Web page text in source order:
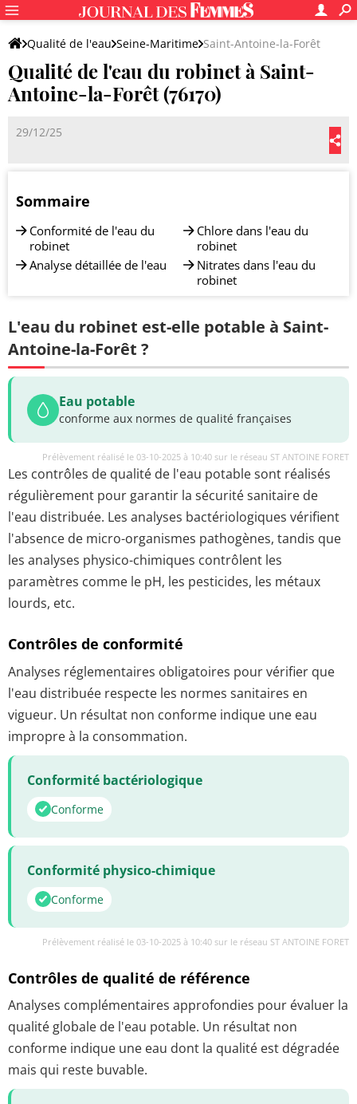
Qualité de l'eau Seine-Maritime Saint-Antoine-la-Forêt
Qualité de l'eau du robinet à Saint-
Antoine-la-Forêt (76170)
29/12/25
Sommaire
Conformité de l'eau du
robinet
Analyse détaillée de l'eau
Chlore dans l'eau du
robinet
Nitrates dans l'eau du
robinet
L'eau du robinet est-elle potable à Saint-
Antoine-la-Forêt ?
Eau potable
conforme aux normes de qualité françaises
Prélèvement réalisé le 03-10-2025 à 10:40 sur le réseau ST ANTOINE FORET
Les contrôles de qualité de l'eau potable sont réalisés
régulièrement pour garantir la sécurité sanitaire de
l'eau distribuée. Les analyses bactériologiques vérifient
l'absence de micro-organismes pathogènes, tandis que
les analyses physico-chimiques contrôlent les
paramètres comme le pH, les pesticides, les métaux
lourds, etc.
Contrôles de conformité
Analyses réglementaires obligatoires pour vérifier que
l'eau distribuée respecte les normes sanitaires en
vigueur. Un résultat non conforme indique une eau
impropre à la consommation.
Conformité bactériologique
Conforme
Conformité physico-chimique
Conforme
Prélèvement réalisé le 03-10-2025 à 10:40 sur le réseau ST ANTOINE FORET
Contrôles de qualité de référence
Analyses complémentaires approfondies pour évaluer la
qualité globale de l'eau potable. Un résultat non
conforme indique une eau dont la qualité est dégradée
mais qui reste buvable.